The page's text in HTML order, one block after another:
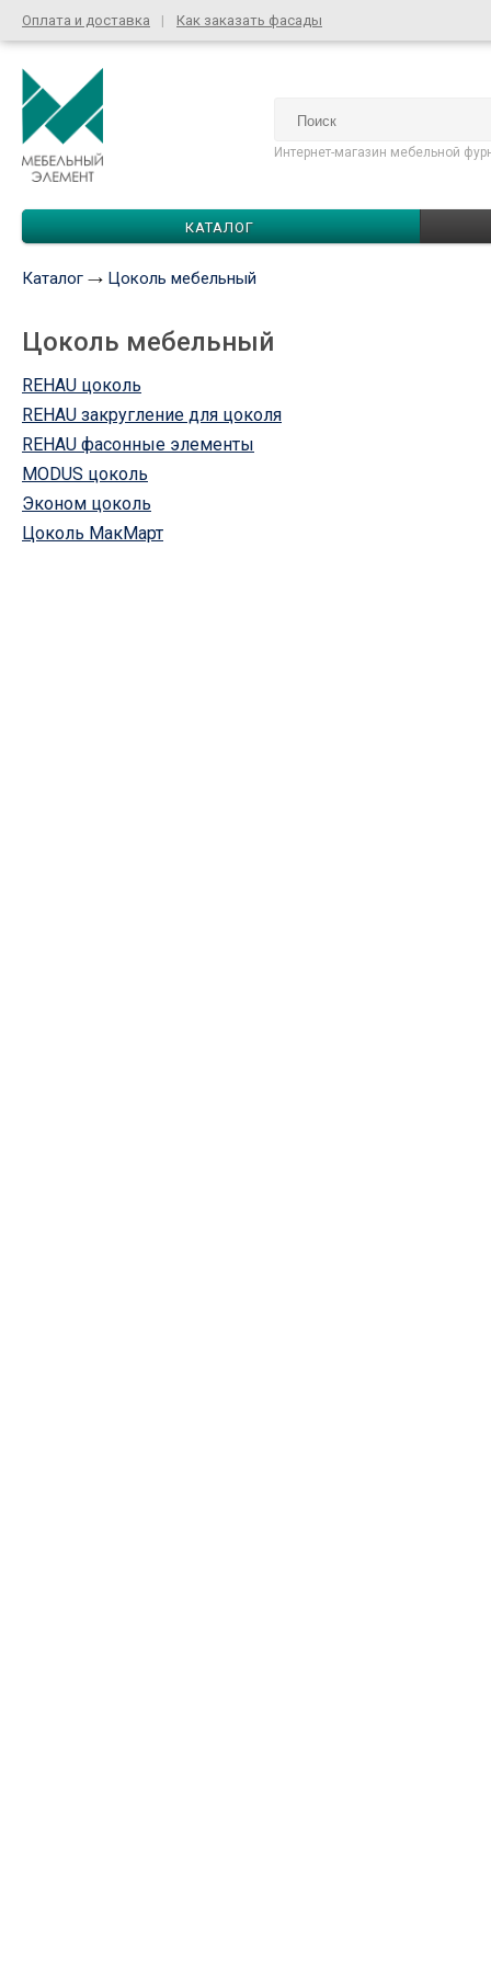
Оплата и доставка Как заказать фасады
Интернет-магазин мебельной
КАТАЛОГ
Каталог Цоколь мебельный
Цоколь мебельный
REHAU цоколь
REHAU закругление для цоколя
REHAU фасонные элементы
MODUS цоколь
Эконом цоколь
Цоколь МакМарт